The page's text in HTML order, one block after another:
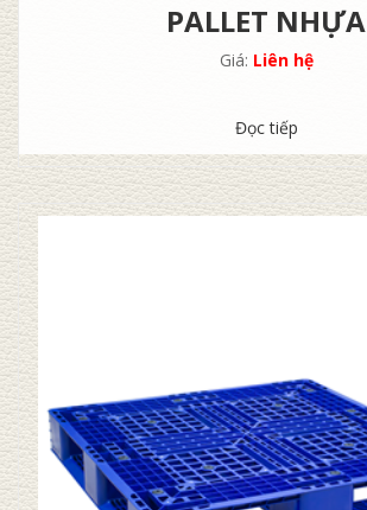
PALLET NHỰA
Giá: Liên hệ
Đọc tiếp